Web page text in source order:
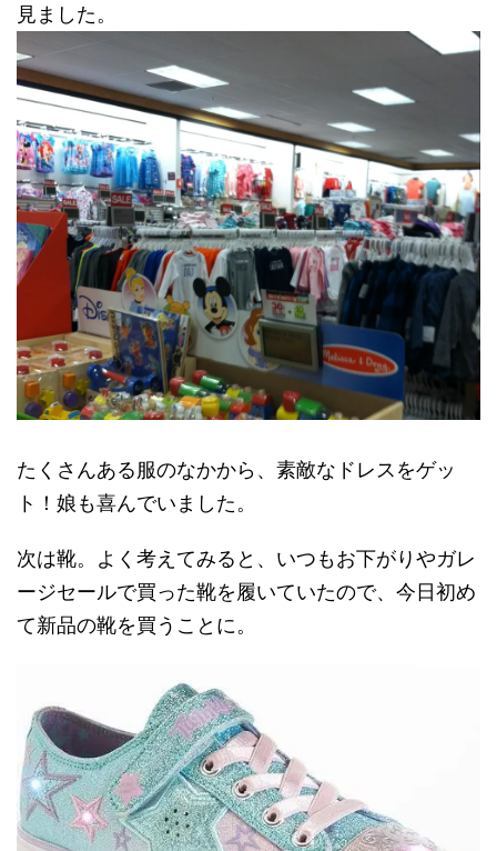
見ました。
たくさんある服のなかから、素敵なドレスをゲッ
ト！娘も喜んでいました。
次は靴。よく考えてみると、いつもお下がりやガレ
ージセールで買った靴を履いていたので、今日初め
て新品の靴を買うことに。